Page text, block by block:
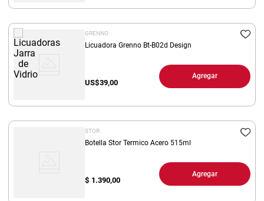
GRENNO
Licuadora Grenno Bt-B02d Design
US$39,00
Agregar
STOR
Botella Stor Termico Acero 515ml
$ 1.390,00
Agregar